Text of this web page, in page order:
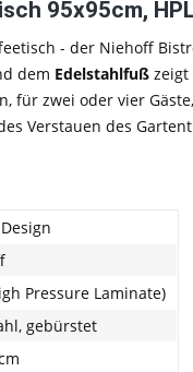
95x95cm,
- der Niehoff
dem Edelstahlfuß zeigt
für zwei oder vier
Verstauen des
Pressure Laminate)
gebürstet